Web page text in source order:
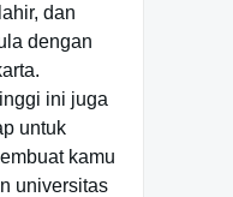
dan
dengan
ini juga
untuk
kamu
universitas